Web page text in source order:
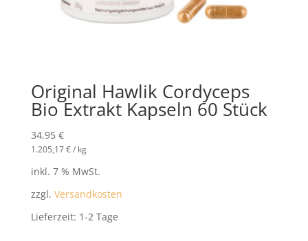
Original Hawlik Cordyceps
Bio Extrakt Kapseln 60 Stück
34,95 €
1.205,17€/ kg
inkl. 7 % MwSt.
zzgl. Versandkosten
Lieferzeit: 1-2 Tage